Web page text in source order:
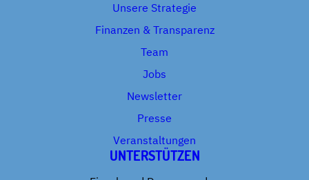
Unsere Strategie
Finanzen & Transparenz
Team
Jobs
Newsletter
Presse
Veranstaltungen
UNTERSTÜTZEN